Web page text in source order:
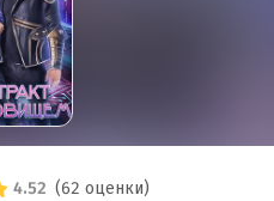
4.52 (62 оценки)